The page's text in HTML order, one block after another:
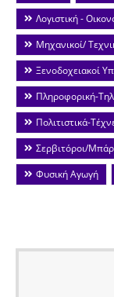
Λογιστική -
Μηχανικοί/
Ξενοδοχειακοί
Πληροφορική-
Πολιτιστικά-
Σερβιτόροι/
Φυσική Αγωγή